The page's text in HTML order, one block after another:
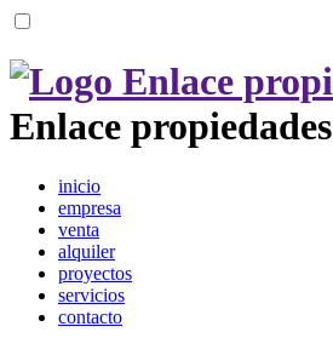
Enlace propiedades
inicio
empresa
venta
alquiler
proyectos
servicios
contacto